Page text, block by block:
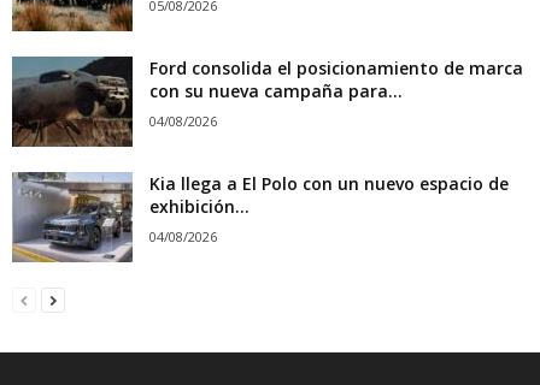
05/08/2026
Ford consolida el posicionamiento de marca
con su nueva campaña para...
04/08/2026
Kia llega a El Polo con un nuevo espacio de
exhibición...
04/08/2026